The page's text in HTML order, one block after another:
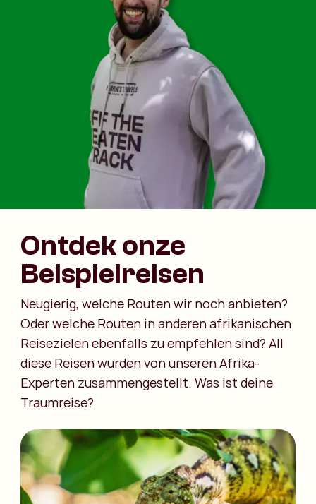
Ontdek onze
Beispielreisen
Neugierig, welche Routen wir noch anbieten?
Oder welche Routen in anderen afrikanischen
Reisezielen ebenfalls zu empfehlen sind? All
diese Reisen wurden von unseren Afrika-
Experten zusammengestellt. Was ist deine
Traumreise?